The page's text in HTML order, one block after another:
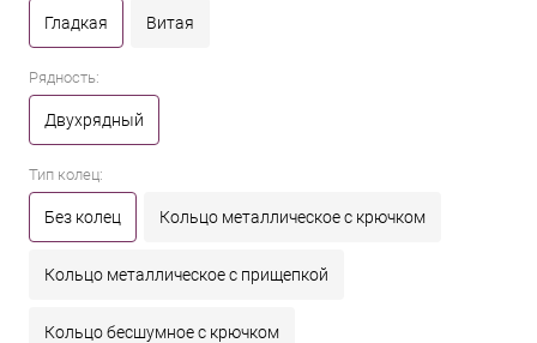
Гладкая Витая
Рядность:
Двухрядный
Тип колец:
Без колец Кольцо металлическое с крючком
Кольцо металлическое с прищепкой
Кольцо бесшумное с крючком